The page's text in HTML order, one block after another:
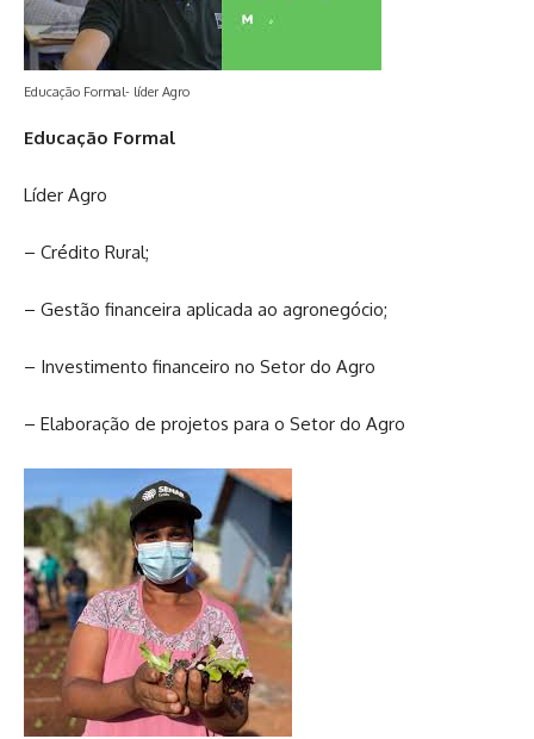
Educação Formal- líder Agro
Educação Formal
Líder Agro
– Crédito Rural;
– Gestão financeira aplicada ao agronegócio;
– Investimento financeiro no Setor do Agro
– Elaboração de projetos para o Setor do Agro